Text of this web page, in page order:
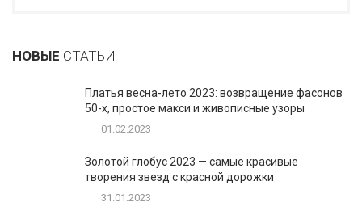
НОВЫЕ СТАТЬИ
Платья весна-лето 2023: возвращение фасонов
50-х, простое макси и живописные узоры
01.02.2023
Золотой глобус 2023 — самые красивые
творения звезд с красной дорожки
31.01.2023